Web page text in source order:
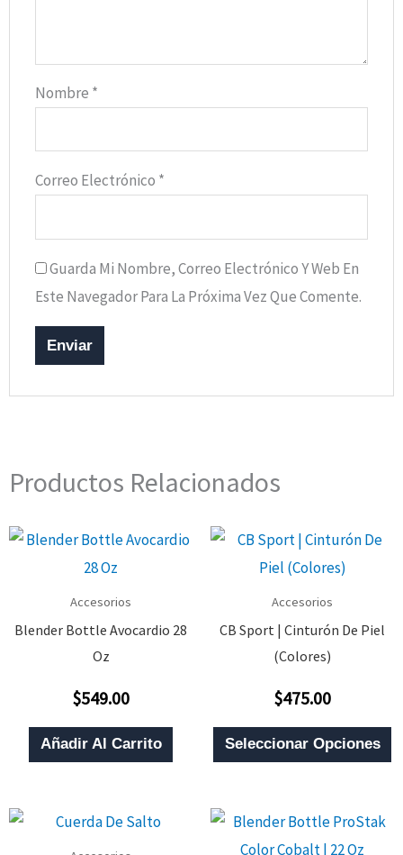
Nombre *
Correo Electrónico *
Guarda Mi Nombre, Correo Electrónico Y Web En
Este Navegador Para La Próxima Vez Que Comente.
Productos Relacionados
Accesorios
Blender Bottle Avocardio 28
Oz
Valorado
0
De
5
$549.00
Añadir Al Carrito
Accesorios
CB Sport | Cinturón De Piel
(Colores)
Valorado
0
De
5
$475.00
Seleccionar Opciones